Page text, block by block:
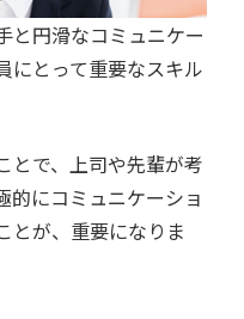
と円滑なコミュニケー
にとって重要なスキル
とで、上司や先輩が考
的にコミュニケーショ
とが、重要になりま